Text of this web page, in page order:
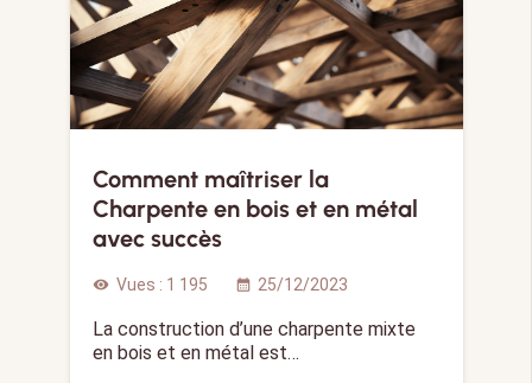
Comment maîtriser la
Charpente en bois et en métal
avec succès
visibility Vues : 1 195 calendar_month 25/12/2023
La construction d’une charpente mixte
en bois et en métal est…